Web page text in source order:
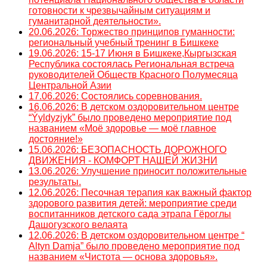
готовности к чрезвычайным ситуациям и
гуманитарной деятельности».
20.06.2026: Торжество принципов гуманности:
региональный учебный тренинг в Бишкеке
19.06.2026: 15-17 Июня в Бишкеке,Кыргызская
Республика состоялась Региональная встреча
руководителей Обществ Красного Полумесяца
Центральной Азии
17.06.2026: Состоялись соревнования.
16.06.2026: В детском оздоровительном центре
“Ýyldyzjyk” было проведено мероприятие под
названием «Моё здоровье — моё главное
достояние!»
15.06.2026: БЕЗОПАСНОСТЬ ДОРОЖНОГО
ДВИЖЕНИЯ - КОМФОРТ НАШЕЙ ЖИЗНИ
13.06.2026: Улучшение приносит положительные
результаты.
12.06.2026: Песочная терапия как важный фактор
здорового развития детей: мероприятие среди
воспитанников детского сада этрапа Гёроглы
Дашогузского велаята
12.06.2026: В детском оздоровительном центре “
Altyn Damja” было проведено мероприятие под
названием «Чистота — основа здоровья».